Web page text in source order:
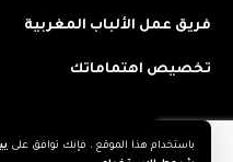
باستخدام هذا الموقع ، فإنك توافق على
فريق عمل الألباب المغربية
تخصيص اهتماماتك
2023 © جميع الحقوق محفوظة